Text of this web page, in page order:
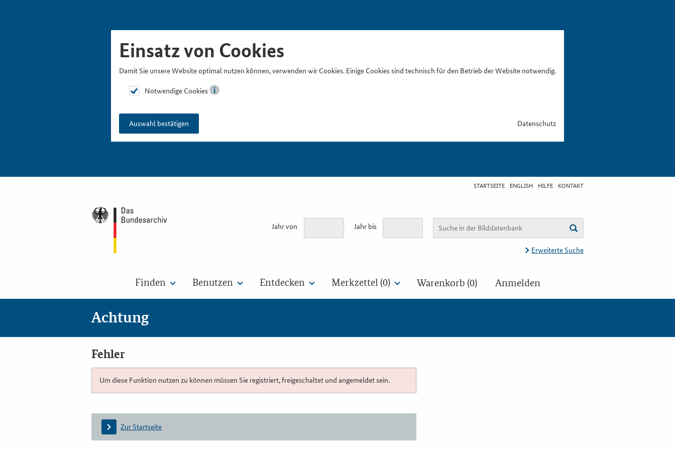
Einsatz von Cookies
Damit Sie unsere Website optimal nutzen können, verwenden wir Cookies. Einige Cookies sind technisch für den Betrieb der Website notwendig.
Notwendige Cookies
Auswahl bestätigen Datenschutz
STARTSEITE ENGLISH HILFE KONTAKT
Jahr von Jahr bis
Erweiterte Suche
Finden Benutzen Entdecken Merkzettel (0) Warenkorb (0) Anmelden
Achtung
Fehler
Um diese Funktion nutzen zu können müssen Sie registriert, freigeschaltet und angemeldet sein.
Zur Startseite